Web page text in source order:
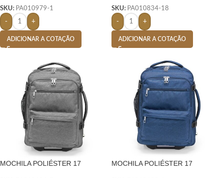
SKU: PA010979-1
- +
ADICIONAR A COTAÇÃO
SKU: PA010834-18
- +
ADICIONAR A COTAÇÃO
MOCHILA POLIÉSTER 17
MOCHILA POLIÉSTER 17